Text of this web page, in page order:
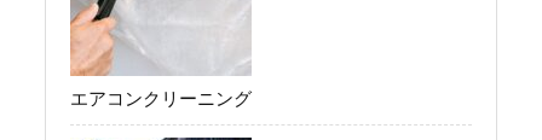
エアコンクリーニング